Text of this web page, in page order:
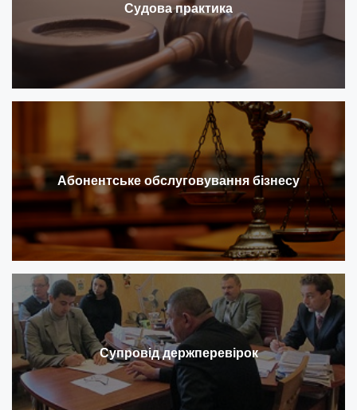
Судова практика
Абонентське обслуговування бізнесу
Супровід держперевірок